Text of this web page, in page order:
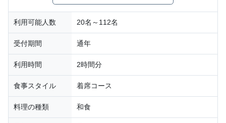
利用可能人数 20名～112名
受付期間 通年
利用時間 2時間分
食事スタイル 着席コース
料理の種類 和食